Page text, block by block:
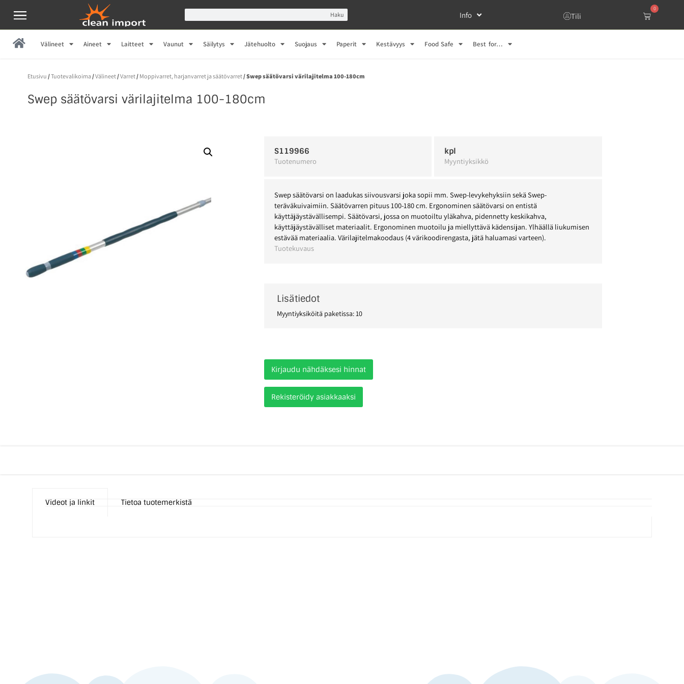
Haku Info Tili
0
Välineet Aineet Laitteet Vaunut Säilytys Jätehuolto Suojaus Paperit Kestävyys Food Safe Best for…
Etusivu /Tuotevalikoima/Välineet/Varret/ Moppivarret, harjanvarret ja säätövarret/ Swep säätövarsi värilajitelma 100-180cm
Swep säätövarsi värilajitelma 100-180cm
S119966
Tuotenumero
kpl
Myyntiyksikkö
Swep säätövarsi on laadukas siivousvarsi joka sopii mm. Swep-levykehyksiin sekä Swep-
teräväkuivaimiin. Säätövarren pituus 100-180 cm. Ergonominen säätövarsi on entistä
käyttäjäystävällisempi. Säätövarsi, jossa on muotoiltu yläkahva, pidennetty keskikahva,
käyttäjäystävälliset materiaalit. Ergonominen muotoilu ja miellyttävä kädensijan. Ylhäällä liukumisen
estävää materiaalia. Värilajitelmakoodaus (4 värikoodirengasta, jätä haluamasi varteen).
Tuotekuvaus
Lisätiedot
Myyntiyksiköitä paketissa: 10
Kirjaudu nähdäksesi hinnat
Rekisteröidy asiakkaaksi
Videot ja linkit Tietoa tuotemerkistä